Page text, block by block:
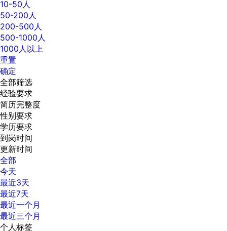
10-50人
50-200人
200-500人
500-1000人
1000人以上
重置
确定
全部筛选
经验要求
简历完整度
性别要求
学历要求
到岗时间
更新时间
全部
今天
最近3天
最近7天
最近一个月
最近三个月
个人标签